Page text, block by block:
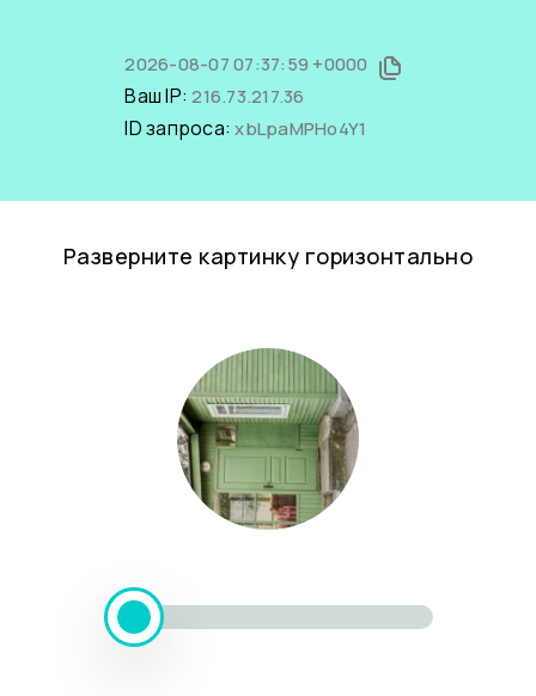
2026-08-07 07:37:59 +0000
Ваш IP:216.73.217.36
ID запроса:xbLpaMPHo4Y1
Разверните картинку горизонтально